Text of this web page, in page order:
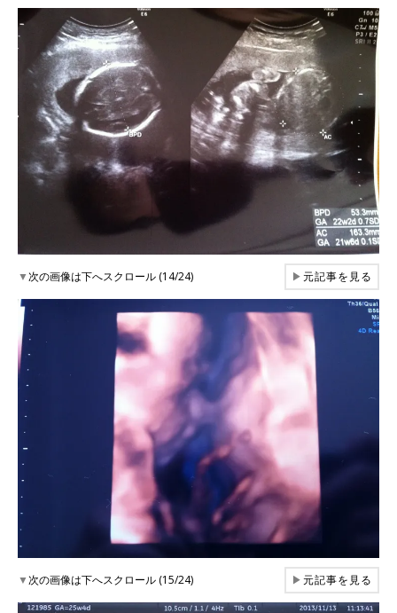
▼次の画像は下へスクロール (14/24) ▶元記事を見る
▼次の画像は下へスクロール (15/24) ▶元記事を見る